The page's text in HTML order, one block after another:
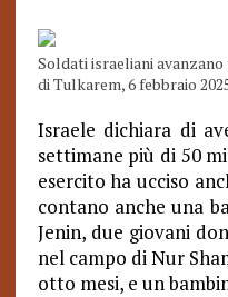
Soldati israeliani
di Tulkarem, 6 febbraio
Israele dichiara di
settimane più di 50
esercito ha ucciso
contano anche una
Jenin, due giovani
nel campo di Nur
otto mesi, e un